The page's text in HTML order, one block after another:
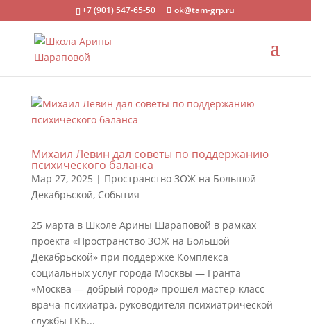
+7 (901) 547-65-50 ok@tam-grp.ru
Михаил Левин дал советы по поддержанию
психического баланса
Мар 27, 2025 | Пространство ЗОЖ на Большой
Декабрьской, События
25 марта в Школе Арины Шараповой в рамках
проекта «Пространство ЗОЖ на Большой
Декабрьской» при поддержке Комплекса
социальных услуг города Москвы — Гранта
«Москва — добрый город» прошел мастер-класс
врача-психиатра, руководителя психиатрической
службы ГКБ...